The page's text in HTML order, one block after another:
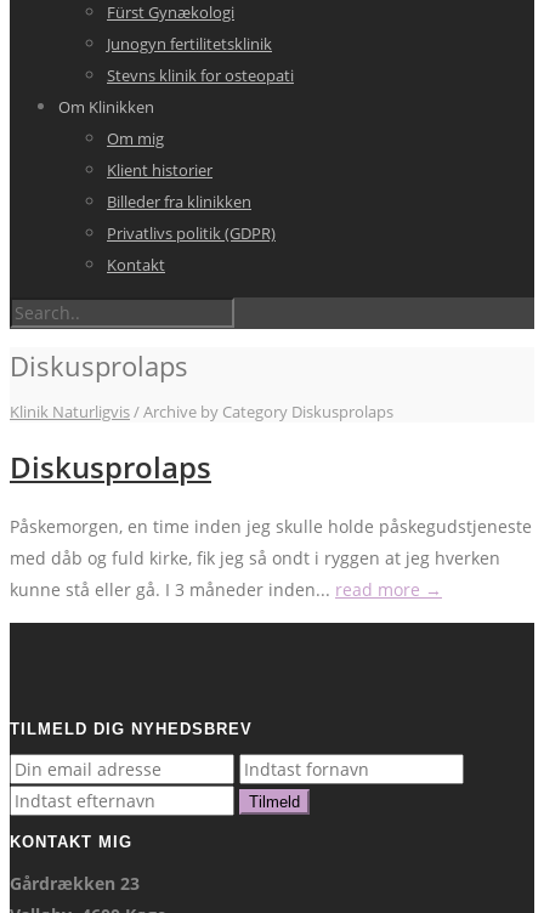
Fürst Gynækologi
Junogyn fertilitetsklinik
Stevns klinik for osteopati
Om Klinikken
Om mig
Klient historier
Billeder fra klinikken
Privatlivs politik (GDPR)
Kontakt
Diskusprolaps
Klinik Naturligvis/Archive by Category Diskusprolaps
Diskusprolaps
Påskemorgen, en time inden jeg skulle holde påskegudstjeneste
med dåb og fuld kirke, fik jeg så ondt i ryggen at jeg hverken
kunne stå eller gå. I 3 måneder inden... read more →
TILMELD DIG NYHEDSBREV
KONTAKT MIG
Gårdrækken 23